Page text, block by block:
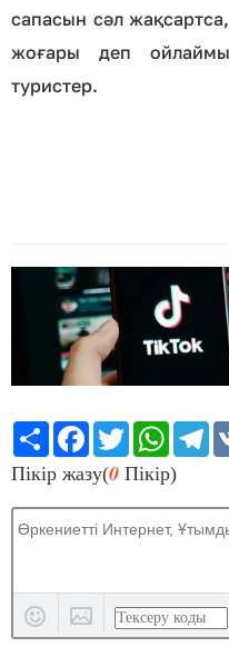
сапасын сәл жақсартса,
жоғары деп
туристер.
Share Facebook
Twitter
Пікір жазу(0 Пікір)